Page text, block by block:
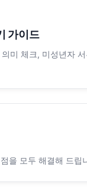
가이드
미 체크, 미성년자
을 모두 해결해 드립